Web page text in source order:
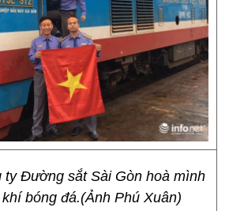
ty Đường sắt Sài Gòn hoà mình
bóng đá.(Ảnh Phú Xuân)